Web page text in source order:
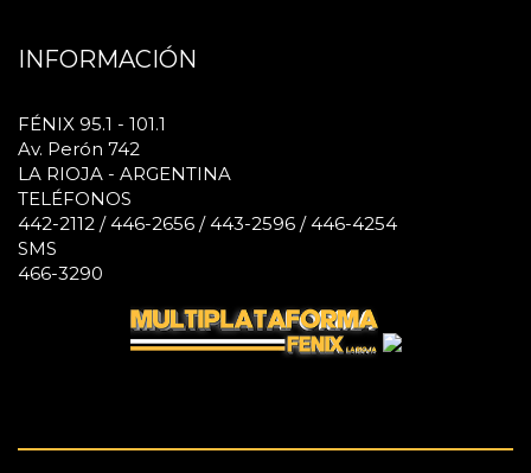
INFORMACIÓN
FÉNIX 95.1 - 101.1
Av. Perón 742
LA RIOJA - ARGENTINA
TELÉFONOS
442-2112 / 446-2656 / 443-2596 / 446-4254
SMS
466-3290